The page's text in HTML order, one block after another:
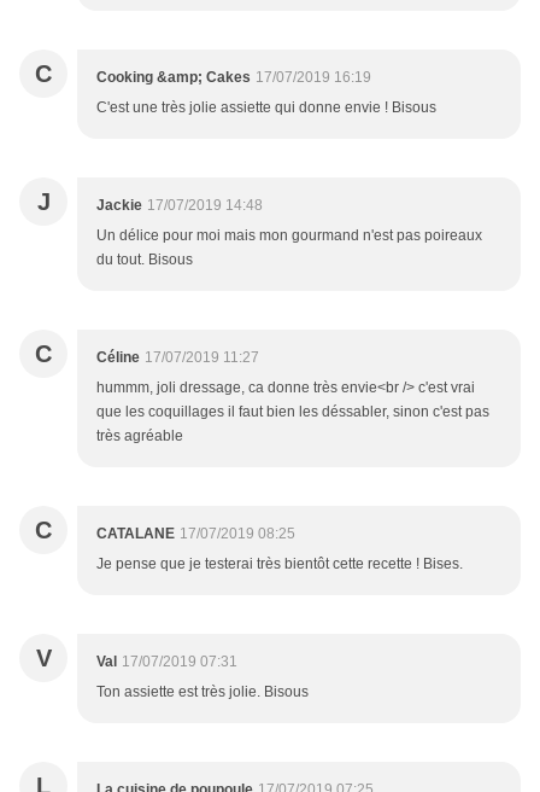
C Cooking &amp; Cakes 17/07/2019 16:19
C'est une très jolie assiette qui donne envie ! Bisous
J Jackie 17/07/2019 14:48
Un délice pour moi mais mon gourmand n'est pas poireaux
du tout. Bisous
C Céline 17/07/2019 11:27
hummm, joli dressage, ca donne très envie<br /> c'est vrai
que les coquillages il faut bien les déssabler, sinon c'est pas
très agréable
C CATALANE 17/07/2019 08:25
Je pense que je testerai très bientôt cette recette ! Bises.
V Val 17/07/2019 07:31
Ton assiette est très jolie. Bisous
L